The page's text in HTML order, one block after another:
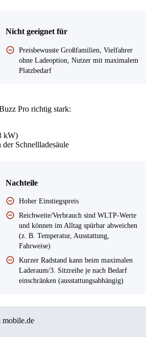
Nicht geeignet für
Preisbewusste Großfamilien, Vielfahrer
ohne Ladeoption, Nutzer mit maximalem
Platzbedarf
Pro richtig stark:
kW)
Schnellladesäule
Nachteile
Hoher Einstiegspreis
Reichweite/Verbrauch sind WLTP-Werte
und können im Alltag spürbar abweichen
(z. B. Temperatur, Ausstattung,
Fahrweise)
Kurzer Radstand kann beim maximalen
Laderaum/3. Sitzreihe je nach Bedarf
einschränken (ausstattungsabhängig)